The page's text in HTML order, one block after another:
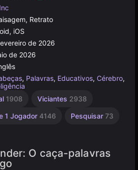
Retrato
iOS
de 2026
de 2026
, Palavras, Educativos, Cérebro,
1908 Viciantes 2938
1 Jogador 4146 Pesquisar 73
O caça-palavras